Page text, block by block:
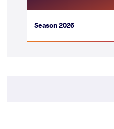
Season 2026